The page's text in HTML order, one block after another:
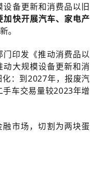
备更新和消费品以旧
加快开展汽车、家电产
。
印发《推动消费品以
大规模设备更新和消
：到2027年，报废汽
车交易量较2023年增
融市场，切割为两块蛋